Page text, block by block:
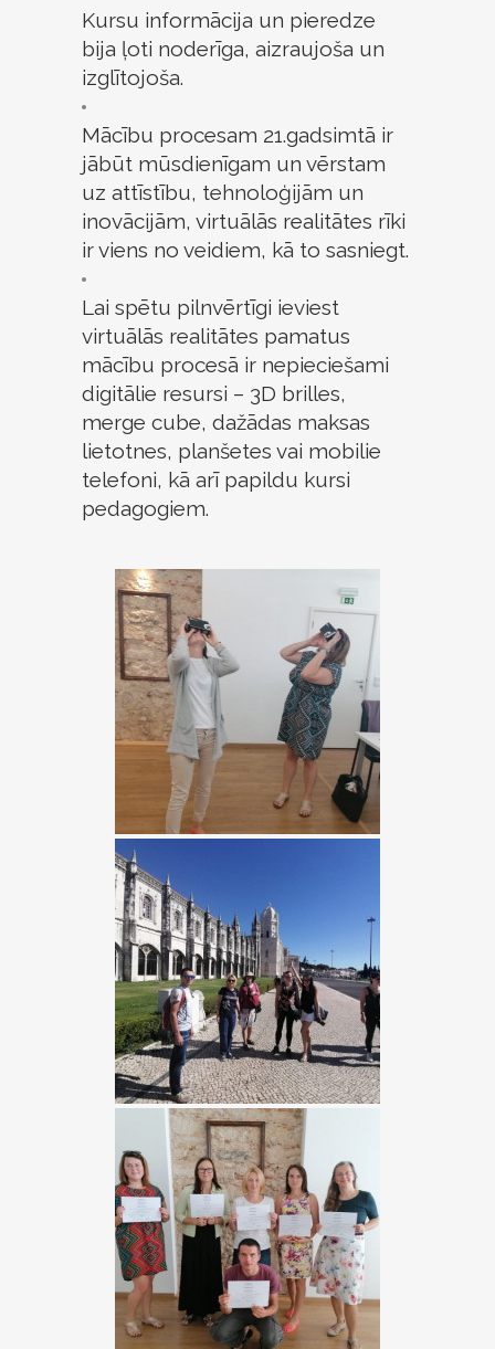
Kursu informācija un pieredze
bija ļoti noderīga, aizraujoša un
izglītojoša.
Mācību procesam 21.gadsimtā ir
jābūt mūsdienīgam un vērstam
uz attīstību, tehnoloģijām un
inovācijām, virtuālās realitātes rīki
ir viens no veidiem, kā to sasniegt.
Lai spētu pilnvērtīgi ieviest
virtuālās realitātes pamatus
mācību procesā ir nepieciešami
digitālie resursi – 3D brilles,
merge cube, dažādas maksas
lietotnes, planšetes vai mobilie
telefoni, kā arī papildu kursi
pedagogiem.